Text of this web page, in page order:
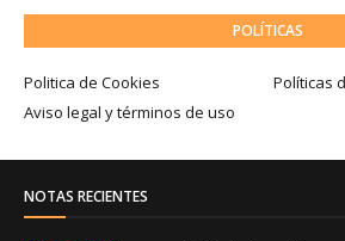
POLÍTICAS
Politica de Cookies
Políticas
Aviso legal y términos de uso
NOTAS RECIENTES